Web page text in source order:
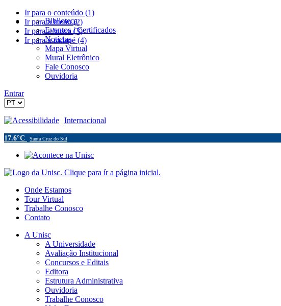
Ir para o conteúdo (1)
Ir para o menu (2)
Ir para a busca (3)
Ir para o rodapé (4)
Biblioteca
Eventos / Certificados
Notícias
Mapa Virtual
Mural Eletrônico
Fale Conosco
Ouvidoria
Entrar
Acessibilidade Internacional
17.6°C Santa Cruz do Sul
Onde Estamos
Tour Virtual
Trabalhe Conosco
Contato
A Unisc
A Universidade
Avaliação Institucional
Concursos e Editais
Editora
Estrutura Administrativa
Ouvidoria
Trabalhe Conosco